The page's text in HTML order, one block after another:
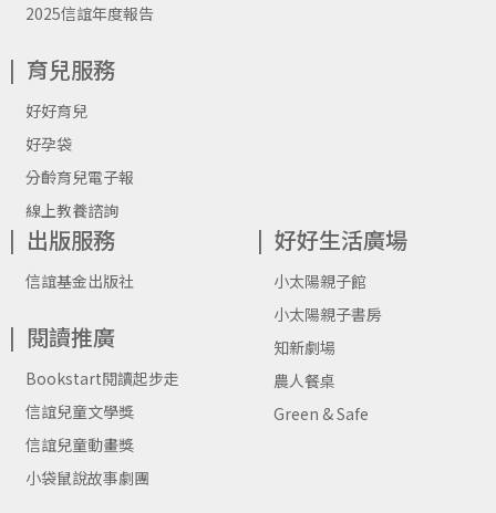
2025信誼年度報告
育兒服務
好好育兒
好孕袋
分齡育兒電子報
線上教養諮詢
出版服務
信誼基金出版社
閱讀推廣
Bookstart閱讀起步走
信誼兒童文學獎
信誼兒童動畫獎
小袋鼠說故事劇團
好好生活廣場
小太陽親子館
小太陽親子書房
知新劇場
農人餐桌
Green & Safe